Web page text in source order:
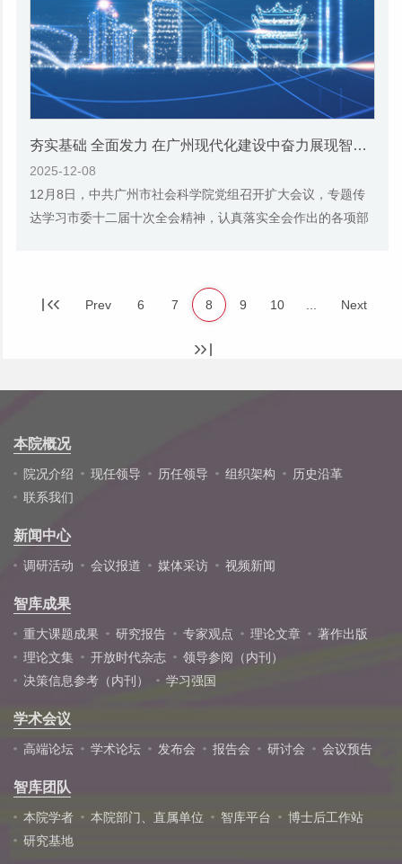
夯实基础 全面发力 在广州现代化建设中奋力展现智库使命担当——市社科院党组召开扩大会议认真传达学习市委十二届十次全会精神
2025-12-08
12月8日，中共广州市社会科学院党组召开扩大会议，专题传
达学习市委十二届十次全会精神，认真落实全会作出的各项部
Prev 6 7 8 9 10 Next
本院概况
院况介绍 现任领导 历任领导 组织架构
历史沿革
联系我们
新闻中心
调研活动 会议报道 媒体采访 视频新闻
智库成果
重大课题成果 研究报告 专家观点 理论文章
著作出版
理论文集
开放时代杂志
领导参阅（内刊）
决策信息参考（内刊）
学习强国
学术会议
高端论坛 学术论坛 发布会 报告会 研讨会 会议预告
智库团队
本院学者 本院部门、直属单位 智库平台
博士后工作站
研究基地